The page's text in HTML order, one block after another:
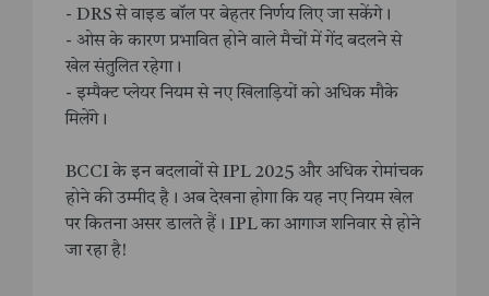
- DRS से वाइड बॉल पर बेहतर निर्णय लिए जा सकेंगे।
- ओस के कारण प्रभावित होने वाले मैचों में गेंद बदलने से
खेल संतुलित रहेगा।
- इम्पैक्ट प्लेयर नियम से नए खिलाड़ियों को अधिक मौके
मिलेंगे।
BCCI के इन बदलावों से IPL 2025 और अधिक रोमांचक
होने की उम्मीद है। अब देखना होगा कि यह नए नियम खेल
पर कितना असर डालते हैं। IPL का आगाज शनिवार से होने
जा रहा है!